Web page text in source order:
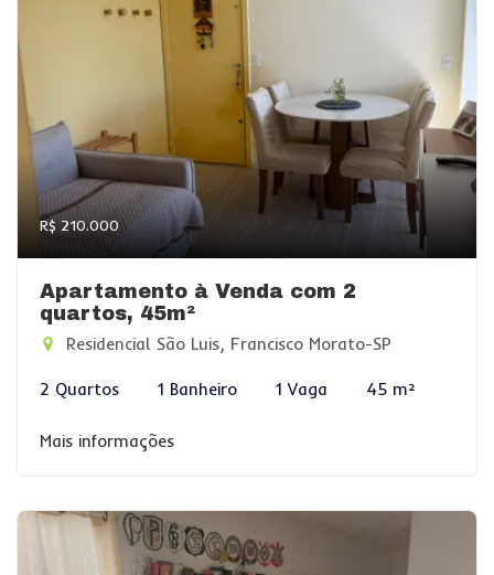
R$ 210.000
Apartamento à Venda com 2
quartos, 45m²
Residencial São Luis, Francisco Morato-SP
2 Quartos 1 Banheiro 1 Vaga 45 m²
Mais informações